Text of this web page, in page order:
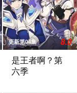
计身死，重生跌落凡
更新第04集 8.0
是王者啊？第
六季